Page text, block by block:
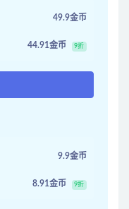
49.9金币
44.91金币 9折
9.9金币
8.91金币 9折